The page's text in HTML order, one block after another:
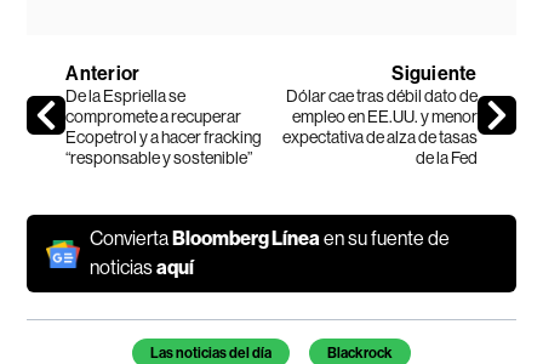
Anterior
De la Espriella se
compromete a recuperar
Ecopetrol y a hacer fracking
“responsable y sostenible”
Siguiente
Dólar cae tras débil dato de
empleo en EE.UU. y menor
expectativa de alza de tasas
de la Fed
Convierta Bloomberg Líneaen su fuente de
noticiasaquí
Temas de este artículo
Las noticias del día Blackrock